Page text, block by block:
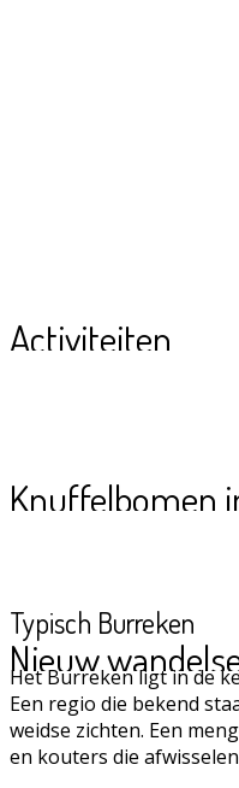
Activiteiten
Knuffelbomen
Nieuw
Typisch Burreken
Het Burreken ligt in de
Een regio die bekend
weidse zichten. Een
en kouters die afwisselen